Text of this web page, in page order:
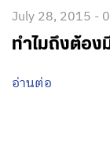
July 28, 2015 -
ทำไมถึงต้อง
อ่านต่อ